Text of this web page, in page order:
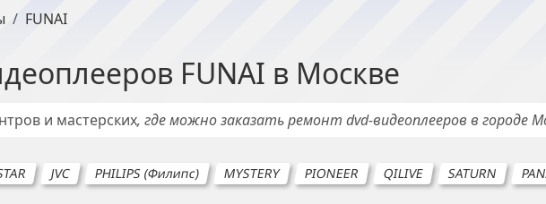
FUNAI
FUNAI в Москве
и мастерских, где можно заказать ремонт dvd-видеоплееров в городе
JVC PHILIPS (Филипс) MYSTERY PIONEER QILIVE SATURN